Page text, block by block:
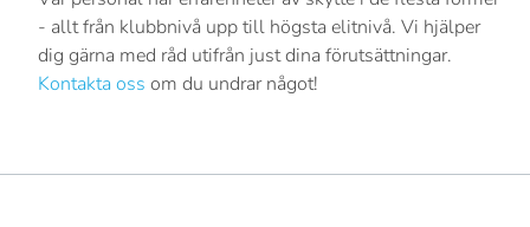
- allt från klubbnivå upp till högsta elitnivå. Vi hjälper
dig gärna med råd utifrån just dina förutsättningar.
Kontakta oss om du undrar något!